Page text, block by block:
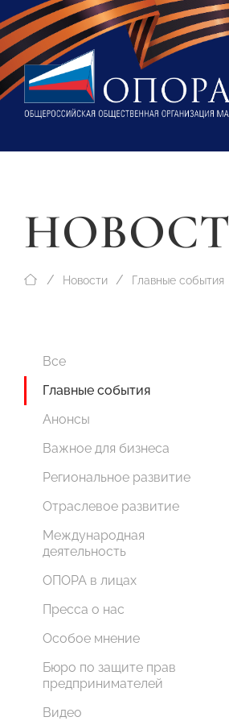
Новости Главные события
Все
Главные события
Анонсы
Важное для бизнеса
Региональное развитие
Отраслевое развитие
Международная
деятельность
ОПОРА в лицах
Пресса о нас
Особое мнение
Бюро по защите прав
предпринимателей
Видео